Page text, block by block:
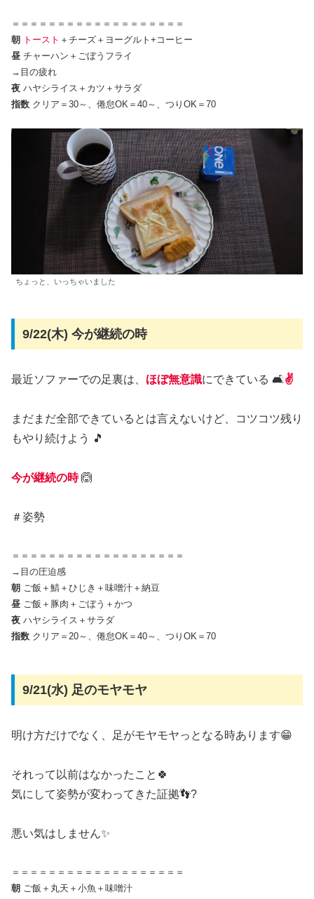
＝＝＝＝＝＝＝＝＝＝＝＝＝＝＝＝＝＝＝
朝
トースト ＋チーズ＋ヨーグルト+コーヒー
昼 チャーハン＋ごぼうフライ
→目の疲れ
夜 ハヤシライス＋カツ＋サラダ
指数 クリア＝30～、倦怠OK＝40～、つりOK＝70
ちょっと、いっちゃいました
9/22(木) 今が継続の時
最近ソファーでの足裏は、 ほぼ無意識にできている 🛋️✌️
まだまだ全部できているとは言えないけど、コツコツ残り
もやり続けよう 🎵
今が継続の時🙆
＃姿勢
＝＝＝＝＝＝＝＝＝＝＝＝＝＝＝＝＝＝＝
→目の圧迫感
朝 ご飯＋鯖＋ひじき＋味噌汁＋納豆
昼 ご飯＋豚肉＋ごぼう＋かつ
夜 ハヤシライス＋サラダ
指数 クリア＝20～、倦怠OK＝40～、つりOK＝70
9/21(水) 足のモヤモヤ
明け方だけでなく、足がモヤモヤっとなる時あります😁
それって以前はなかったこと🍀
気にして姿勢が変わってきた証拠👣?
悪い気はしません✨
＝＝＝＝＝＝＝＝＝＝＝＝＝＝＝＝＝＝＝
朝 ご飯＋丸天＋小魚＋味噌汁